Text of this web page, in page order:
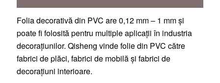
Folia decorativă din PVC are 0,12 mm – 1 mm și
poate fi folosită pentru multiple aplicații în industria
decorațiunilor. Qisheng vinde folie din PVC către
fabrici de plăci, fabrici de mobilă și fabrici de
decorațiuni interioare.